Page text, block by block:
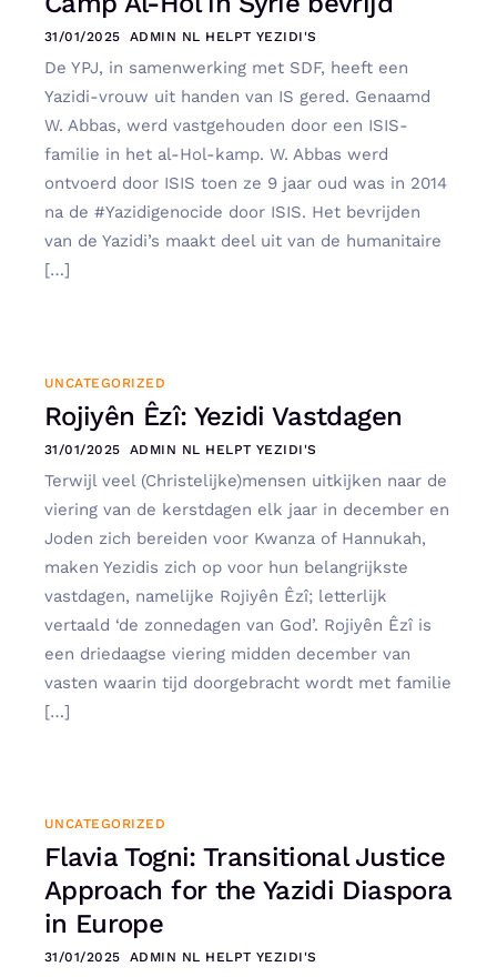
31/01/2025 ADMIN NL HELPT YEZIDI'S
De YPJ, in samenwerking met SDF, heeft een
Yazidi-vrouw uit handen van IS gered. Genaamd
W. Abbas, werd vastgehouden door een ISIS-
familie in het al-Hol-kamp. W. Abbas werd
ontvoerd door ISIS toen ze 9 jaar oud was in 2014
na de #Yazidigenocide door ISIS. Het bevrijden
van de Yazidi’s maakt deel uit van de humanitaire
[…]
UNCATEGORIZED
Rojiyên Êzî: Yezidi Vastdagen
31/01/2025 ADMIN NL HELPT YEZIDI'S
Terwijl veel (Christelijke)mensen uitkijken naar de
viering van de kerstdagen elk jaar in december en
Joden zich bereiden voor Kwanza of Hannukah,
maken Yezidis zich op voor hun belangrijkste
vastdagen, namelijke Rojiyên Êzî; letterlijk
vertaald ‘de zonnedagen van God’. Rojiyên Êzî is
een driedaagse viering midden december van
vasten waarin tijd doorgebracht wordt met familie
[…]
UNCATEGORIZED
Flavia Togni: Transitional Justice
Approach for the Yazidi Diaspora
in Europe
31/01/2025 ADMIN NL HELPT YEZIDI'S